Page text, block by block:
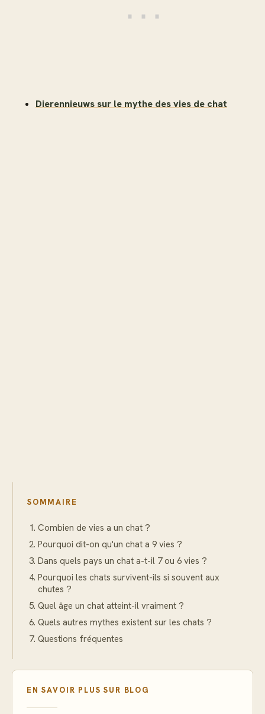
Dierennieuws sur le mythe des vies de chat
SOMMAIRE
Combien de vies a un chat ?
Pourquoi dit-on qu'un chat a 9 vies ?
Dans quels pays un chat a-t-il 7 ou 6 vies ?
Pourquoi les chats survivent-ils si souvent aux
chutes ?
Quel âge un chat atteint-il vraiment ?
Quels autres mythes existent sur les chats ?
Questions fréquentes
EN SAVOIR PLUS SUR BLOG